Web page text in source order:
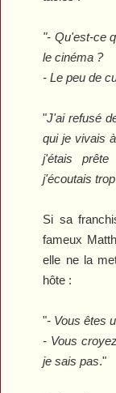
"- Qu'est-ce
le cinéma ?
- Le peu de
"J'ai refusé
qui je vivais
j'étais
j'écoutais
Si sa
fameux
elle ne la
hôte :
"- Vous êtes
- Vous
je sais pas."